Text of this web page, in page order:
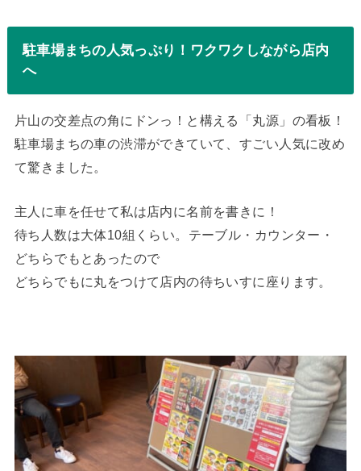
駐車場まちの人気っぷり！ワクワクしながら店内
へ
片山の交差点の角にドンっ！と構える「丸源」の看板！
駐車場まちの車の渋滞ができていて、すごい人気に改め
て驚きました。
主人に車を任せて私は店内に名前を書きに！
待ち人数は大体10組くらい。テーブル・カウンター・
どちらでもとあったので
どちらでもに丸をつけて店内の待ちいすに座ります。